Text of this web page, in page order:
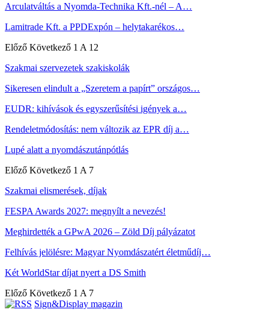
Arculatváltás a Nyomda-Technika Kft.-nél – A…
Lamitrade Kft. a PPDExpón – helytakarékos…
Előző Következő 1 A 12
Szakmai szervezetek szakiskolák
Sikeresen elindult a „Szeretem a papírt” országos…
EUDR: kihívások és egyszerűsítési igények a…
Rendeletmódosítás: nem változik az EPR díj a…
Lupé alatt a nyomdászutánpótlás
Előző Következő 1 A 7
Szakmai elismerések, díjak
FESPA Awards 2027: megnyílt a nevezés!
Meghirdették a GPwA 2026 – Zöld Díj pályázatot
Felhívás jelölésre: Magyar Nyomdászatért életműdíj…
Két WorldStar díjat nyert a DS Smith
Előző Következő 1 A 7
Sign&Display magazin